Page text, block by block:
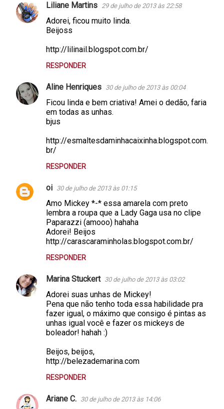
Liliane Martins 29 de julho de 2013 às 22:58
Adorei, ficou muito linda.
Beijoss
http://lilinail.blogspot.com.br/
RESPONDER
Aline Henriques 30 de julho de 2013 às 00:04
Ficou linda e bem criativa! Amei o dedão, faria
em todas as unhas.
bjus
http://esmaltesdaminhacaixinha.blogspot.com.
br/
RESPONDER
oi 30 de julho de 2013 às 01:15
Amo Mickey *-* essa amarela com preto
lembra a roupa que a Lady Gaga usa no clipe
Paparazzi (amooo) hahaha
Adorei! Beijos
http://carascaraminholas.blogspot.com.br/
RESPONDER
Marina Stuckert 30 de julho de 2013 às 03:02
Adorei suas unhas de Mickey!
Pena que não tenho toda essa habilidade pra
fazer igual, o máximo que consigo é pintas as
unhas igual você e fazer os mickeys de
boleador! hahah :)
Beijos, beijos,
http://belezademarina.com
RESPONDER
Ariane C. 30 de julho de 2013 às 14:06